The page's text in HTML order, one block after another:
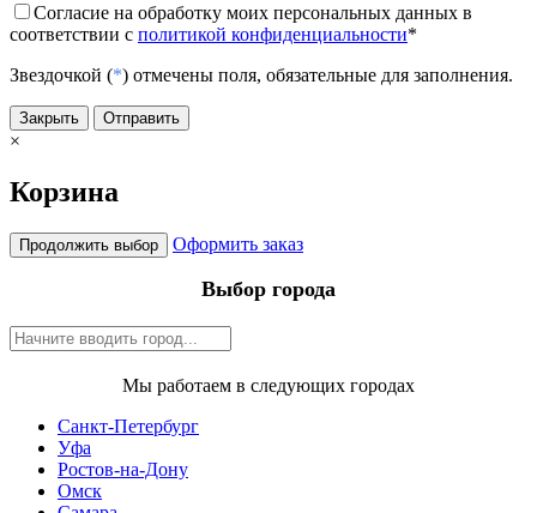
Согласие на обработку моих персональных данных в
соответствии с политикой конфиденциальности*
Звездочкой (*) отмечены поля, обязательные для заполнения.
Закрыть Отправить
×
Корзина
Продолжить выбор Оформить заказ
Выбор города
Мы работаем в следующих городах
Санкт-Петербург
Уфа
Ростов-на-Дону
Омск